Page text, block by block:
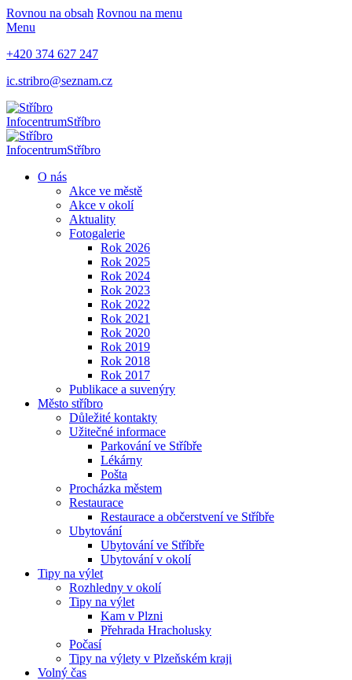
Rovnou na obsah Rovnou na menu
Menu
+420 374 627 247
ic.stribro@seznam.cz
InfocentrumStříbro
InfocentrumStříbro
O nás
Akce ve městě
Akce v okolí
Aktuality
Fotogalerie
Rok 2026
Rok 2025
Rok 2024
Rok 2023
Rok 2022
Rok 2021
Rok 2020
Rok 2019
Rok 2018
Rok 2017
Publikace a suvenýry
Město stříbro
Důležité kontakty
Užitečné informace
Parkování ve Stříbře
Lékárny
Pošta
Procházka městem
Restaurace
Restaurace a občerstvení ve Stříbře
Ubytování
Ubytování ve Stříbře
Ubytování v okolí
Tipy na výlet
Rozhledny v okolí
Tipy na výlet
Kam v Plzni
Přehrada Hracholusky
Počasí
Tipy na výlety v Plzeňském kraji
Volný čas